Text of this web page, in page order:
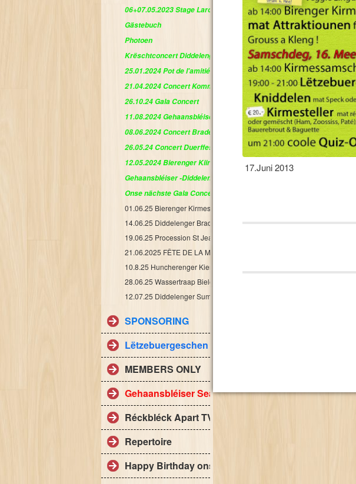
06+07.05.2023 Stage Laroschette
Gästebuch
Photoen
Krëschtconcert Diddeleng
25.01.2024 Pot de l'amitié
21.04.2024 Concert Kommioun Diddeleng
26.10.24 Gala Concert
11.08.2024 Gehaansbléiser op der Huncherenger Kiermes 2024
08.06.2024 Concert Braderie journée familiale Dudelange
26.05.24 Concert Duerffest zu Schuller
12.05.2024 Bierenger Kiirmes Diddeleng
Gehaansbléiser -Diddeleng
Onse nächste Gala Concert 2025
01.06.25 Bierenger Kirmes
14.06.25 Diddelenger Braderie
19.06.25 Procession St Jean Butschebuerg
21.06.2025 FÊTE DE LA MUSIQUE
10.8.25 Huncherenger Kiermes
28.06.25 Wassertraap Bielesen Seite
12.07.25 Diddelenger Summer- Braderie
SPONSORING
Lëtzebuergeschen Harmonien a Fanfaren
MEMBERS ONLY
Gehaansbléiser Search Engine
Réckbléck Apart TV
Repertoire
Happy Birthday onsem Marie-Paule
17.Juni 2013